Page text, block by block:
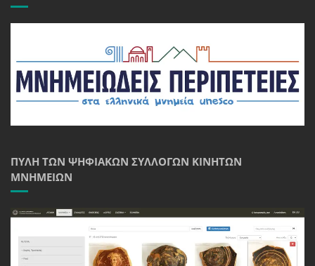
ΠΎΛΗ ΤΩΝ ΨΗΦΙΑΚΏΝ ΣΥΛΛΟΓΏΝ ΚΙΝΗΤΏΝ
ΜΝΗΜΕΊΩΝ